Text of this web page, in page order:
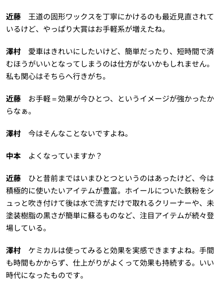
近藤王道の固形ワックスを丁寧にかけるのも最近見直されて
いるけど、やっぱり大賞はお手軽系が増えたね。
澤村愛車はきれいにしたいけど、簡単だったり、短時間で済
むほうがいいとなってしまうのは仕方がないかもしれません。
私も関心はそちらへ行きがち。
近藤お手軽＝効果が今ひとつ、というイメージが強かったか
らなぁ。
澤村今はそんなことないですよね。
中本よくなっていますか？
近藤ひと昔前まではいまひとつというのはあったけど、今は
積極的に使いたいアイテムが豊富。ホイールについた鉄粉をシ
ュっと吹き付けて後は水で流すだけで取れるクリーナーや、未
塗装樹脂の黒さが簡単に蘇るものなど、注目アイテムが続々登
場している。
澤村ケミカルは使ってみると効果を実感できますよね。手間
も時間もかからず、仕上がりがよくって効果も持続する。いい
時代になったものです。